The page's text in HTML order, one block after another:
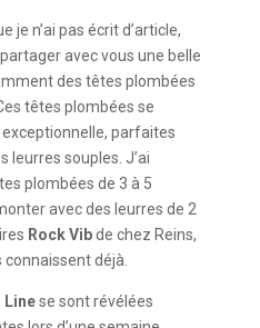
je n’ai pas écrit d’article,
avec vous une belle
des têtes plombées
têtes plombées se
parfaites
leurres souples. J’ai
plombées de 3 à 5
avec des leurres de 2
Rock Vibde chez Reins,
connaissent déjà.
Linese sont révélées